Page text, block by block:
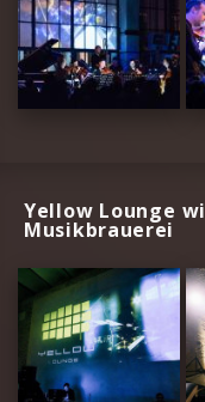
Yellow Lounge
Musikbrauerei